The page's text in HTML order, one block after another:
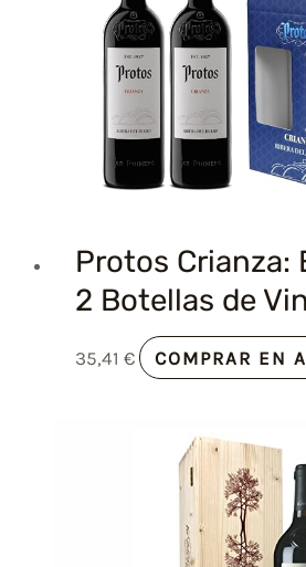
Protos Crianza:
2 Botellas de
35,41€ COMPRAR EN